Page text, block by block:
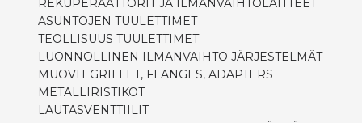
REKUPERAATTORIT JA ILMANVAIHTOLAITTEET
ASUNTOJEN TUULETTIMET
TEOLLISUUS TUULETTIMET
LUONNOLLINEN ILMANVAIHTO JÄRJESTELMÄT
MUOVIT GRILLET, FLANGES, ADAPTERS
METALLIRISTIKOT
LAUTASVENTTIILIT